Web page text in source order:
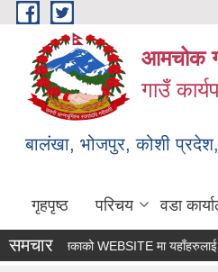
Skip to main content
आमचोक
गाउँ
बालंखा, भोजपुर, कोशी
गृहपृष्ठ परिचय वडा
गउँपालिकाको WEBSITE मा यहाँहरुलाई
समचार